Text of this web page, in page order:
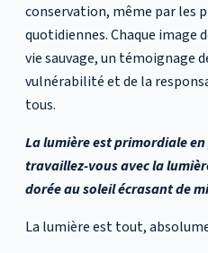
conservation, même par les
quotidiennes. Chaque image
vie sauvage, un témoignage
vulnérabilité et de la
tous.
La lumière est primordiale
travaillez-vous avec la
dorée au soleil écrasant de
La lumière est tout,